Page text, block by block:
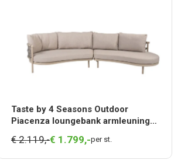
Taste by 4 Seasons Outdoor
Piacenza loungebank armleuning
€ 2.119,-€ 1.799,-per st.